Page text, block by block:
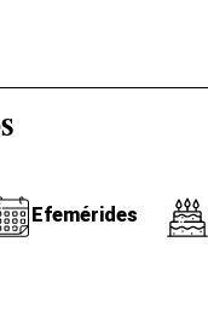
Efemérides